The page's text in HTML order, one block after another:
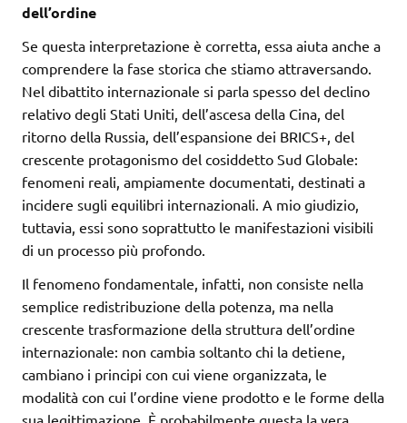
dell’ordine
Se questa interpretazione è corretta, essa aiuta anche a
comprendere la fase storica che stiamo attraversando.
Nel dibattito internazionale si parla spesso del declino
relativo degli Stati Uniti, dell’ascesa della Cina, del
ritorno della Russia, dell’espansione dei BRICS+, del
crescente protagonismo del cosiddetto Sud Globale:
fenomeni reali, ampiamente documentati, destinati a
incidere sugli equilibri internazionali. A mio giudizio,
tuttavia, essi sono soprattutto le manifestazioni visibili
di un processo più profondo.
Il fenomeno fondamentale, infatti, non consiste nella
semplice redistribuzione della potenza, ma nella
crescente trasformazione della struttura dell’ordine
internazionale: non cambia soltanto chi la detiene,
cambiano i principi con cui viene organizzata, le
modalità con cui l’ordine viene prodotto e le forme della